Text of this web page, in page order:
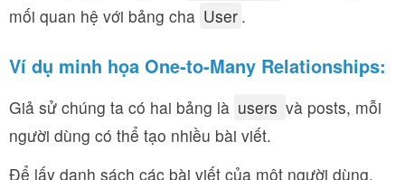
mối quan hệ với bảng cha User .
Ví dụ minh họa One-to-Many Relationships:
Giả sử chúng ta có hai bảng là users và posts, mỗi
người dùng có thể tạo nhiều bài viết.
Để lấy danh sách các bài viết của một người dùng,